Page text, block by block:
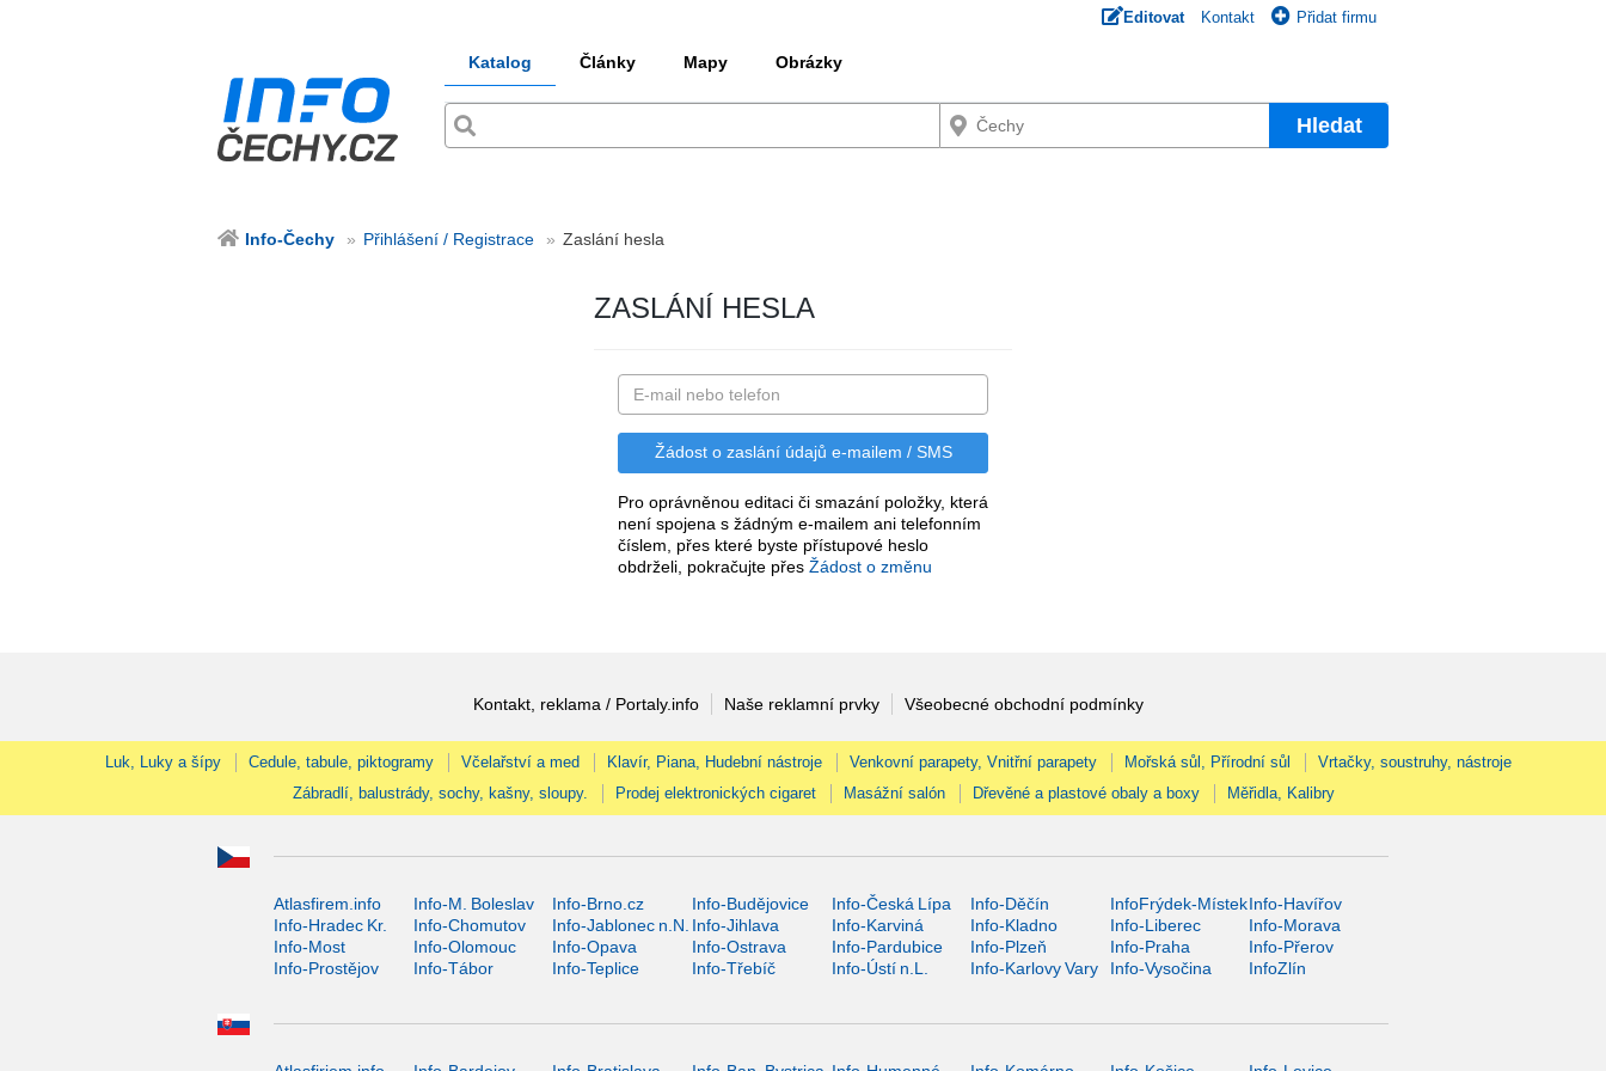
Editovat Kontakt Přidat firmu
Katalog Články Mapy Obrázky
Hledat
Info-Čechy Přihlášení / Registrace Zaslání hesla
ZASLÁNÍ HESLA
Pro oprávněnou editaci či smazání položky, která
není spojena s žádným e-mailem ani telefonním
číslem, přes které byste přístupové heslo
obdrželi, pokračujte přes Žádost o změnu
Kontakt, reklama / Portaly.info Naše reklamní prvky Všeobecné obchodní podmínky
Luk, Luky a šípy Cedule, tabule, piktogramy Včelařství a med Klavír, Piana, Hudební nástroje Venkovní parapety, Vnitřní parapety Mořská sůl, Přírodní sůl
Vrtačky, soustruhy, nástroje
Zábradlí, balustrády, sochy, kašny, sloupy.
Prodej elektronických cigaret Masážní salón Dřevěné a plastové obaly a boxy Měřidla, Kalibry
Atlasfirem.info Info-M. Boleslav Info-Brno.cz Info-Budějovice Info-Česká Lípa Info-Děčín InfoFrýdek-MístekInfo-Havířov
Info-Hradec Kr.
Info-Chomutov Info-Jablonec n.N. Info-Jihlava Info-Karviná Info-Kladno Info-Liberec
Info-Morava
Info-Most
Info-Olomouc Info-Opava Info-Ostrava Info-Pardubice Info-Plzeň Info-Praha
Info-Přerov
Info-Prostějov
Info-Tábor Info-Teplice Info-Třebíč Info-Ústí n.L. Info-Karlovy Vary Info-Vysočina InfoZlín